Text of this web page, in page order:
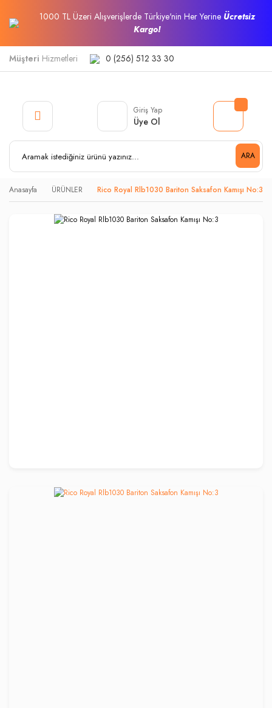
1000 TL Üzeri Alışverişlerde Türkiye'nin Her Yerine Ücretsiz
Kargo!
Müşteri Hizmetleri 0 (256) 512 33 30
ARA
Giriş Yap
Üye Ol
Anasayfa ÜRÜNLER Rico Royal Rlb1030 Bariton Saksafon Kamışı No:3